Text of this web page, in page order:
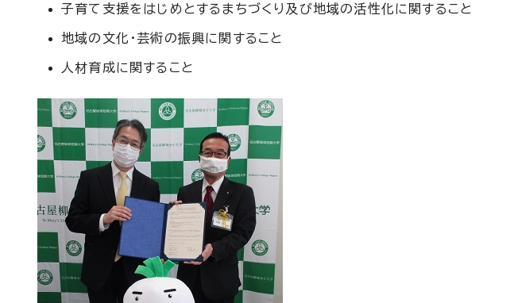
子育て支援をはじめとするまちづくり及び地域の活性化に関すること
地域の文化・芸術の振興に関すること
人材育成に関すること